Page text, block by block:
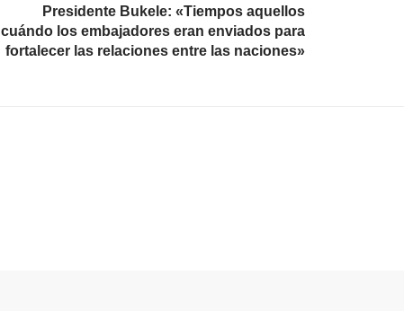
Presidente Bukele: «Tiempos aquellos
cuándo los embajadores eran enviados para
fortalecer las relaciones entre las naciones»